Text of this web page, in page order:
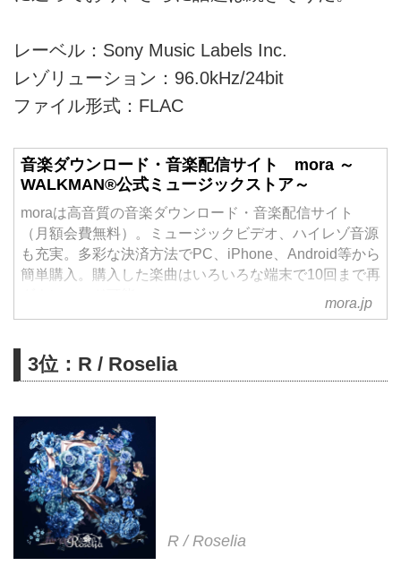
レーベル：Sony Music Labels Inc.
レゾリューション：96.0kHz/24bit
ファイル形式：FLAC
音楽ダウンロード・音楽配信サイト mora ～
WALKMAN®公式ミュージックストア～
moraは高音質の音楽ダウンロード・音楽配信サイト
（月額会費無料）。ミュージックビデオ、ハイレゾ音源
も充実。多彩な決済方法でPC、iPhone、Android等から
簡単購入。購入した楽曲はいろいろな端末で10回まで再
mora.jp
3位：R / Roselia
R / Roselia